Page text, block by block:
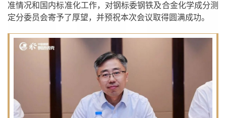
准情况和国内标准化工作，对钢标委钢铁及合金化学成分测
定分委员会寄予了厚望，并预祝本次会议取得圆满成功。